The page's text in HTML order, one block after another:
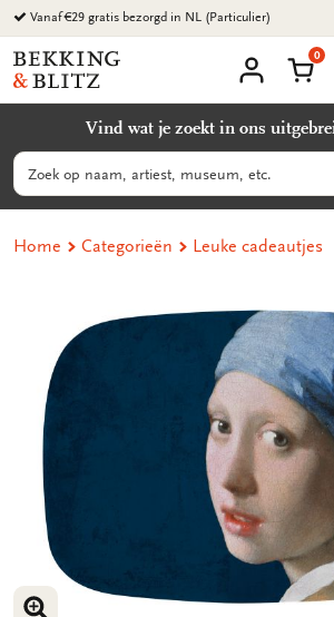
Ga
naar
content
Bekking
&
B.V.
account
0
Vind wat je zoekt in ons
Zoeken
Home Categorieën Leuke cadeautjes